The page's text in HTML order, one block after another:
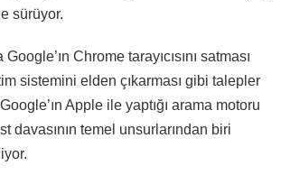
sürüyor.
Chrome tarayıcısını satması
sistemini elden çıkarması gibi talepler
Apple ile yaptığı arama motoru
davasının temel unsurlarından biri